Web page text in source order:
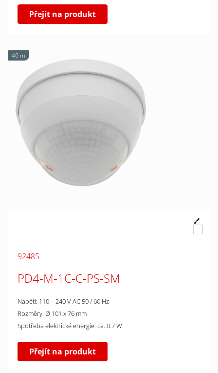
Přejít na produkt
40 m
92485
PD4-M-1C-C-PS-SM
Napětí: 110 – 240 V AC 50 / 60 Hz
Rozměry: Ø 101 x 76 mm
Spotřeba elektrické energie: ca. 0.7 W
Přejít na produkt